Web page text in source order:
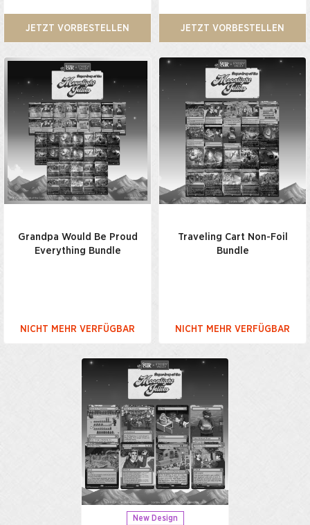
JETZT VORBESTELLEN JETZT VORBESTELLEN
Grandpa Would Be Proud
Everything Bundle
NICHT MEHR VERFÜGBAR
Traveling Cart Non-Foil
Bundle
NICHT MEHR VERFÜGBAR
New Design